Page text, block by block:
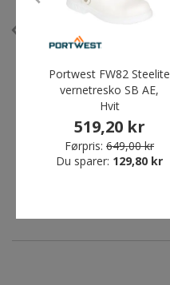
Engel Combat pilotjakke,
Svart
709,00 kr
Førpris: 2.169,00 kr
Portwest FW82 Steelite
vernetresko SB AE,
Hvit
519,20 kr
Førpris: 649,00 kr
Du sparer: 129,80 kr